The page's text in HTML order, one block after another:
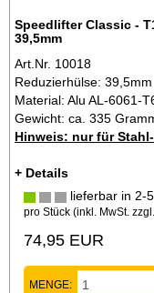
Speedlifter Classic -
39,5mm
Art.Nr. 10018
Reduzierhülse: 39,5mm
Material: Alu AL-6061-
Gewicht: ca. 335
Hinweis: nur für
+ Details
lieferbar in 2-
pro Stück (inkl. MwSt. zzgl.
74,95 EUR
MENGE: